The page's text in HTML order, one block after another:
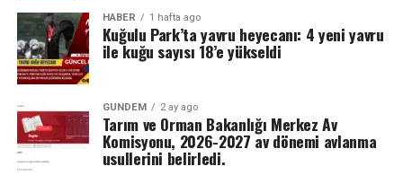
HABER 1 hafta ago
Kuğulu Park’ta yavru heyecanı: 4 yeni yavru
ile kuğu sayısı 18’e yükseldi
GÜNDEM 2 ay ago
Tarım ve Orman Bakanlığı Merkez Av
Komisyonu, 2026-2027 av dönemi avlanma
usullerini belirledi.